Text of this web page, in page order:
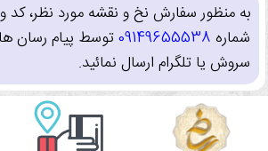
به منظور سفارش نخ و نقشه مورد نظر،
شماره 09149655538توسط پیام رسان
سروش یا تلگرام ارسال نمائید.